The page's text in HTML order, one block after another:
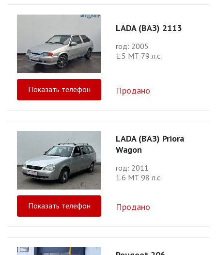
LADA (ВАЗ) 2113
год: 2005
1.5 МТ 79 л.с.
Показать телефон Продано
LADA (ВАЗ) Priora
Wagon
год: 2011
1.6 МТ 98 л.с.
Показать телефон Продано